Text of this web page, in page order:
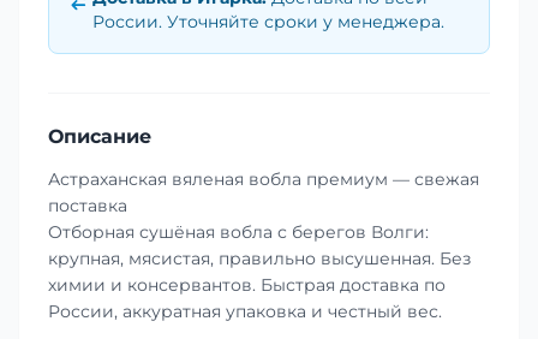
России. Уточняйте сроки у менеджера.
Описание
Астраханская вяленая вобла премиум — свежая
поставка
Отборная сушёная вобла с берегов Волги:
крупная, мясистая, правильно высушенная. Без
химии и консервантов. Быстрая доставка по
России, аккуратная упаковка и честный вес.